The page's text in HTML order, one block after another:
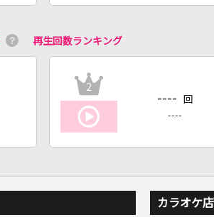
再生回数ランキング
2
---- 回
----
カラオケ